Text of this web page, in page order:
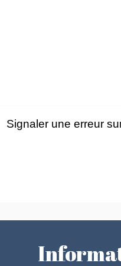
Signaler une erreur